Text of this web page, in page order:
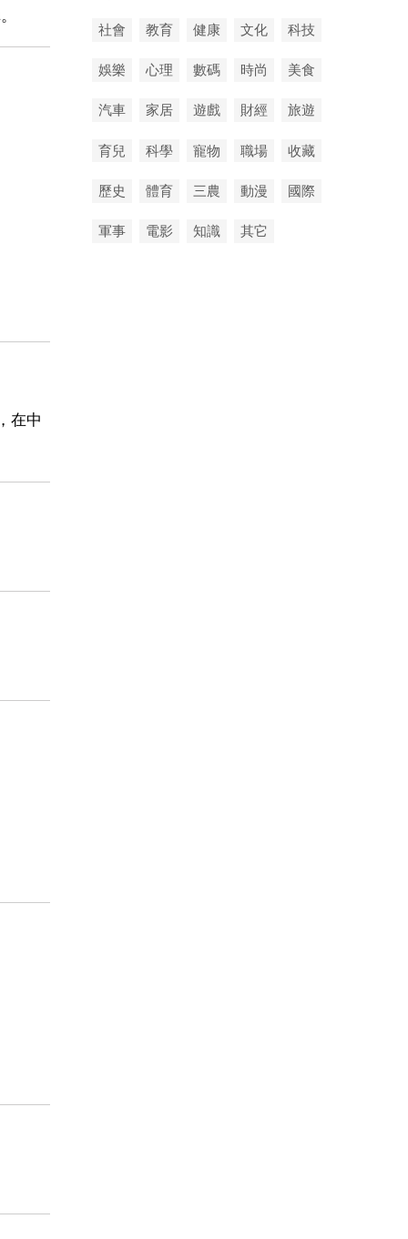
在中
社會 教育 健康 文化 科技
娛樂 心理 數碼 時尚 美食
汽車 家居 遊戲 財經 旅遊
育兒 科學 寵物 職場 收藏
歷史 體育 三農 動漫 國際
軍事 電影 知識 其它